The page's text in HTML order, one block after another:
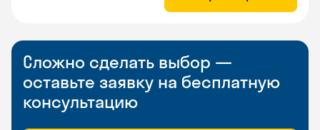
Сложно сделать выбор —
оставьте заявку на бесплатную
консультацию